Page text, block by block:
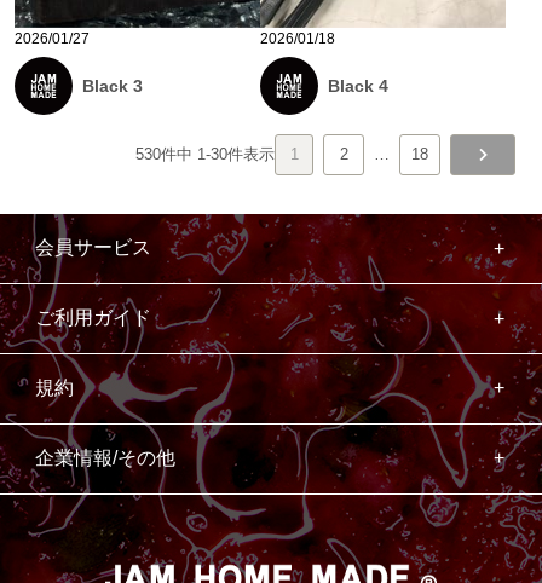
2026/01/27
Black 3
2026/01/18
Black 4
530件中 1-30件表示 1 2 … 18
会員サービス
ご利用ガイド
規約
企業情報/その他